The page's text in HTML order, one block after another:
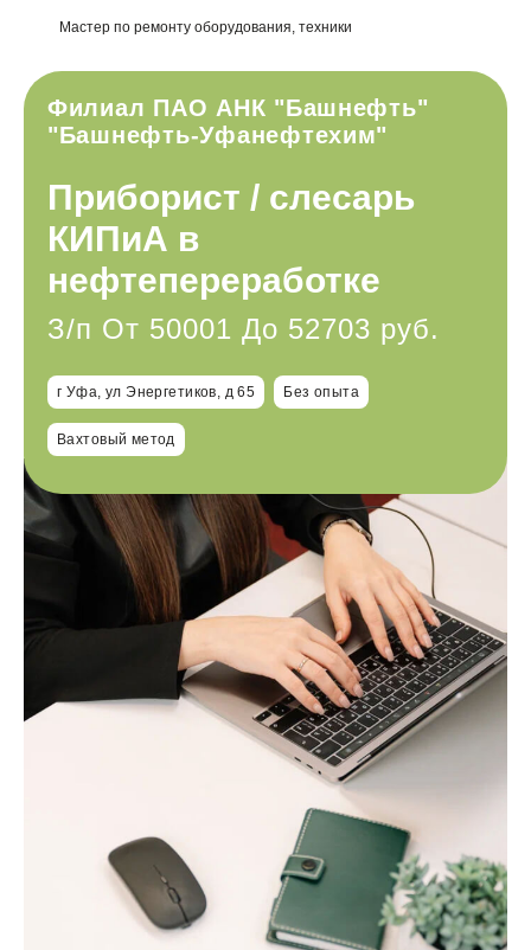
Филиал ПАО АНК "Башнефть"
"Башнефть-Уфанефтехим"
Мастер по ремонту оборудования, техники
Приборист / слесарь
КИПиА в
нефтепереработке
З/п От 50001 До 52703 руб.
г Уфа, ул Энергетиков, д 65 Без опыта
Вахтовый метод